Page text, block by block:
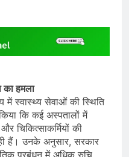
का हमला
में स्वास्थ्य सेवाओं की स्थिति
कि कई अस्पतालों में
चिकित्साकर्मियों की
हैं। उनके अनुसार, सरकार
प्रबंधन में अधिक रुचि